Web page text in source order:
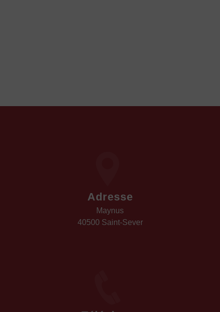
Adresse
Maynus
40500 Saint-Sever